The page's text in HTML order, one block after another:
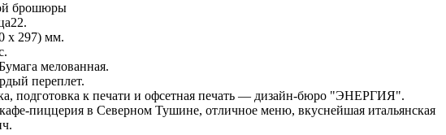
брошюры
х 297) мм.
мелованная.
переплет.
подготовка к печати и офсетная печать — дизайн-бюро "ЭНЕРГИЯ".
пиццерия в Северном Тушине, отличное меню, вкуснейшая итальянская